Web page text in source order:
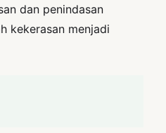
dan penindasan
kekerasan menjadi